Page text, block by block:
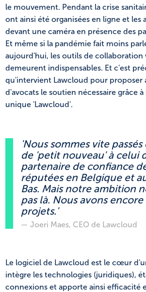
le mouvement. Pendant la crise
ont ainsi été organisées en ligne et les
devant une caméra en présence des
Et même si la pandémie fait moins
aujourd'hui, les outils de collaboration
demeurent indispensables. Et c'est
qu'intervient Lawcloud pour proposer
d'avocats le soutien nécessaire grâce
unique 'Lawcloud'.
'Nous sommes vite
de 'petit nouveau' à celui
partenaire de confiance
réputées en Belgique et
Bas. Mais notre ambition
pas là. Nous avons
projets.'
— Joeri Maes, CEO de Lawcloud
Le logiciel de Lawcloud est le cœur
intègre les technologies (juridiques),
connexions et apporte ainsi efficacité